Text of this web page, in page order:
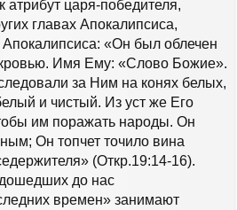
атрибут царя-победителя,
главах Апокалипсиса,
«Он был облечен
Имя Ему: «Слово Божие».
за Ним на конях белых,
и чистый. Из уст же Его
им поражать народы. Он
Он топчет точило вина
(Откр.19:14-16).
до нас
времен» занимают